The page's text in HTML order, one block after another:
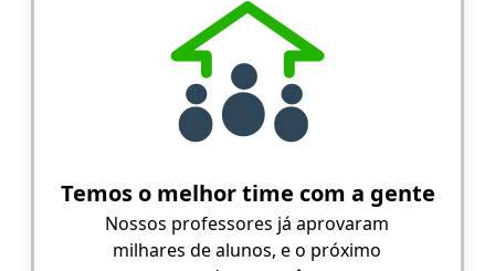
Temos o melhor time com a gente
Nossos professores já aprovaram
milhares de alunos, e o próximo